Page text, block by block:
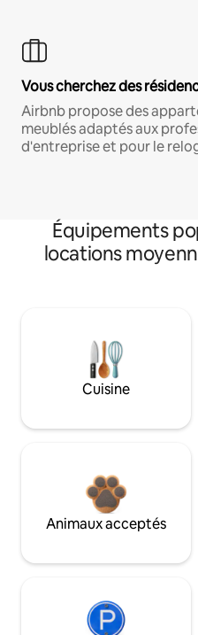
Vous cherchez des
Airbnb propose des
meublés adaptés aux
d'entreprise et pour le
Équipements
locations
Cuisine
Animaux acceptés